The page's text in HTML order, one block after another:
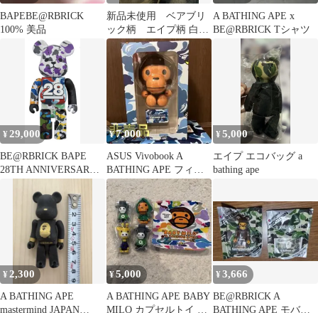
BAPEBE@RBRICK
100% 美品
新品未使用 ベアブリ
ック柄 エイプ柄 白
色 半袖Tシャツ Sサ
イズ
A BATHING APE x
BE@RBRICK Tシャツ
¥ 29,000
BE@RBRICK BAPE
28TH ANNIVERSARY
¥7,000
ASUS Vivobook A
BATHING APE フィギ
ュア
¥5,000
エイプ エコバッグ a
bathing ape
¥ 2,300
A BATHING APE
mastermind JAPAN
¥5,000
A BATHING APE BABY
MILO カプセルトイ フ
¥3,666
BE@RBRICK A
BATHING APE モバイ